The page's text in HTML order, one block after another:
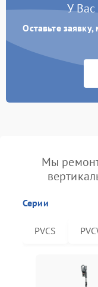
У Вас
Оставьте
Мы
Серии
PVCS